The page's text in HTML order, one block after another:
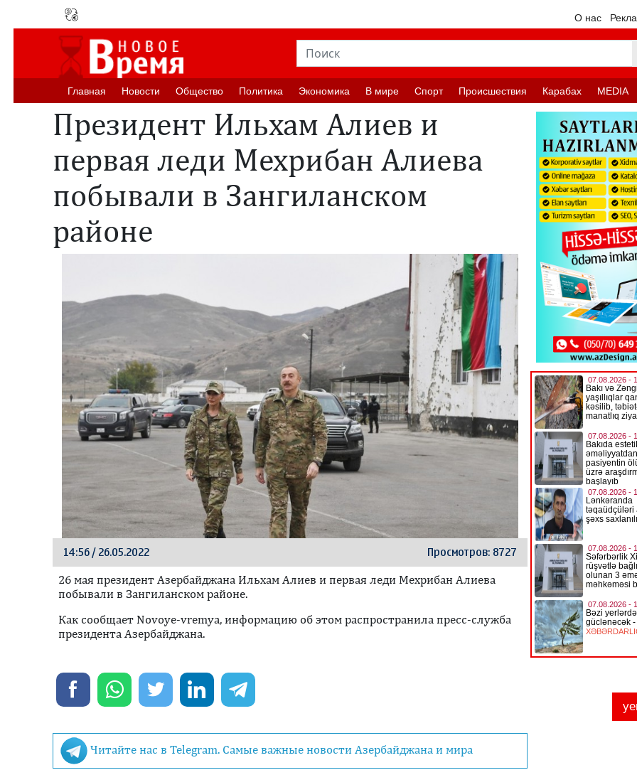
О нас
Главная Новости Oбщество Политика Экономика В мире Спорт Происшествия Карабах MEDIA
Президент Ильхам Алиев и
первая леди Мехрибан Алиева
побывали в Зангиланском
районе
14:56 / 26.05.2022 Просмотров: 8727
26 мая президент Азербайджана Ильхам Алиев и первая леди Мехрибан Алиева
побывали в Зангиланском районе.
Как сообщает Novoye-vremya, информацию об этом распространила пресс-служба
президента Азербайджана.
Читайте нас в Telegram. Самые важные новости Азербайджана и мира